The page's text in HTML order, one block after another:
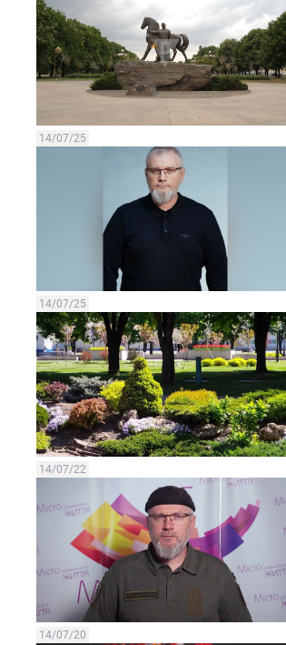
14/07/25
14/07/25
14/07/22
14/07/20